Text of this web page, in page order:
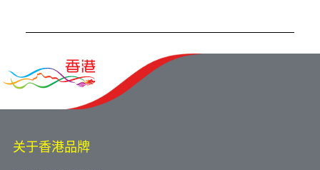
关于香港品牌